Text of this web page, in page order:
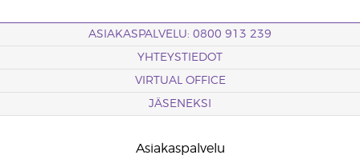
ASIAKASPALVELU: 0800 913 239
YHTEYSTIEDOT
VIRTUAL OFFICE
JÄSENEKSI
Asiakaspalvelu